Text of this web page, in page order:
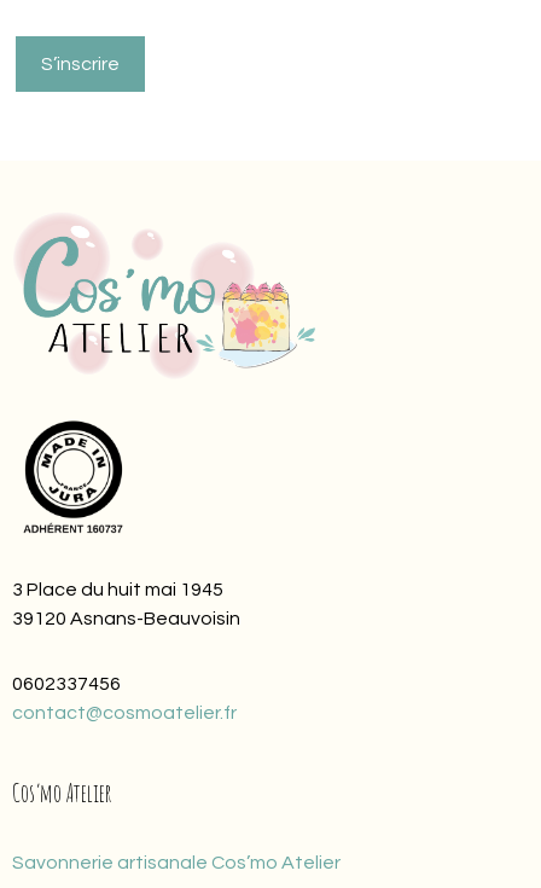
S’inscrire
3 Place du huit mai 1945
39120 Asnans-Beauvoisin
0602337456
contact@cosmoatelier.fr
Cos’mo Atelier
Savonnerie artisanale Cos’mo Atelier